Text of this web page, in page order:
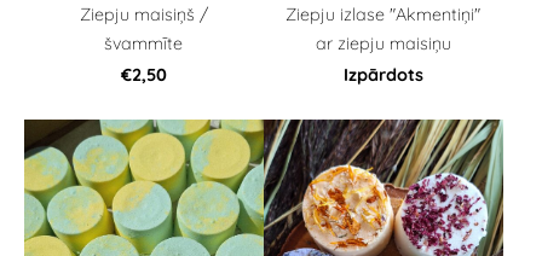
Ziepju maisiņš /
švammīte
€2,50
Ziepju izlase "Akmentiņi"
ar ziepju maisiņu
Izpārdots